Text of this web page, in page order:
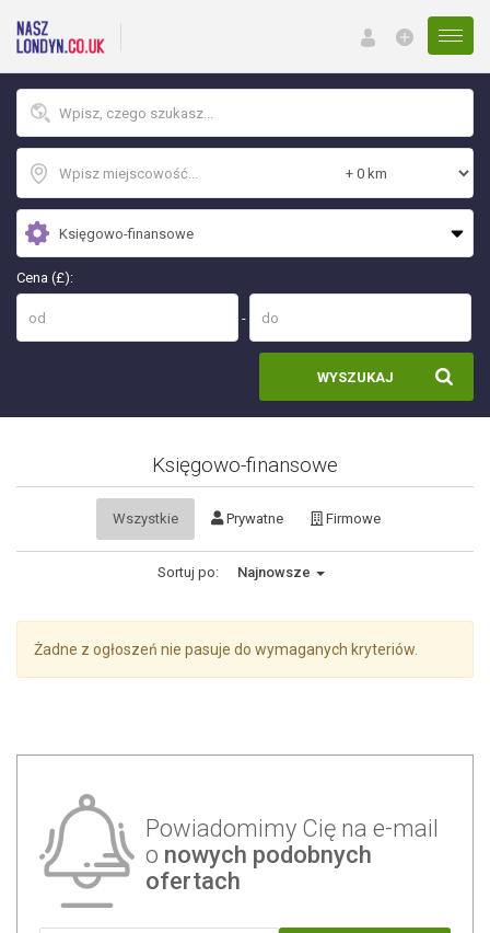
Menu
Cena (£):
-
WYSZUKAJ
Księgowo-finansowe
Wszystkie Prywatne Firmowe
Sortuj po: Najnowsze
Żadne z ogłoszeń nie pasuje do wymaganych kryteriów.
Powiadomimy Cię na e-mail
o nowych podobnych
ofertach